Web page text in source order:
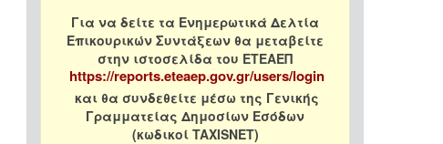
Για να δείτε τα Ενημερωτικά Δελτία
Επικουρικών Συντάξεων θα μεταβείτε
στην ιστοσελίδα του ΕΤΕΑΕΠ
https://reports.eteaep.gov.gr/users/login
και θα συνδεθείτε μέσω της Γενικής
Γραμματείας Δημοσίων Εσόδων
(κωδικοί TAXISNET)